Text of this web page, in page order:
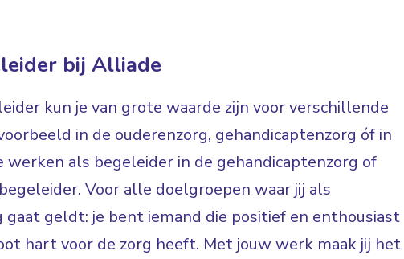
bij Alliade
kun je van grote waarde zijn voor verschillende
in de ouderenzorg, gehandicaptenzorg óf in
werken als begeleider in de gehandicaptenzorg of
Voor alle doelgroepen waar jij als
gaat geldt: je bent iemand die positief en enthousiast
hart voor de zorg heeft. Met jouw werk maak jij het